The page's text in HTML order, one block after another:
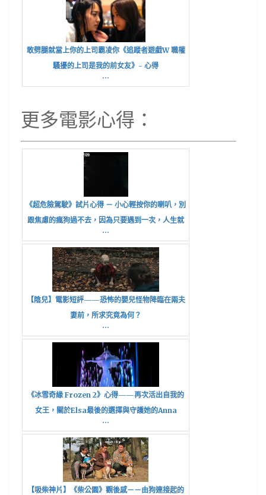
敢劈腿就當上你的上司霸凌你《追蹤者遊戲W 職權
騷擾的上司是我的前女友》- 心得
...
更多電影心得：
《超危險駕駛》試片心得 － 小心輕按你的喇叭，別
跟焦慮的瘋狗過不去，因為只要遇到一次，人生就
會很麻煩。
...
【陰兒】電影短評——恐怖的嬰兒怪物降臨在兩夫
妻前，所求究竟為何？
...
《冰雪奇緣 Frozen 2》心得——再次活出自我的
女王，關於Elsa最後的選擇與守護她的Anna
...
【吸柴神片】《柴公園》觀後感－－由狗連接起的